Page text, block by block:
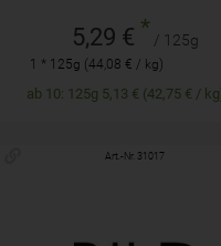
5,29 € * / 125g
1 * 125g (44,08 € / kg)
ab 10: 125g 5,13 € (42,75 €
Art.-Nr. 31017